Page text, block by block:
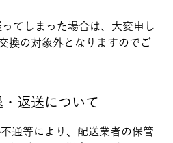
てしまった場合は、大変申し
換の対象外となりますのでご
返送について
通等により、配送業者の保管